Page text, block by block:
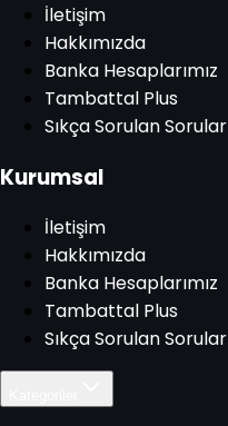
İletişim
Hakkımızda
Banka Hesaplarımız
Tambattal Plus
Sıkça Sorulan Sorular
Kurumsal
İletişim
Hakkımızda
Banka Hesaplarımız
Tambattal Plus
Sıkça Sorulan Sorular